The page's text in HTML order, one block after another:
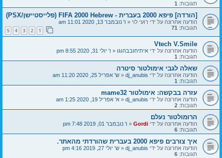
תגובות: 1
[הורדה] פיפא 2000 בעברית - FIFA 2000 Hebrew (פלייסטיישן/PSX)
הודעה אחרונה על ידי רועי לוי«ו' נובמבר 13, 2020 11:01 am
תגובות: 71
2
3
4
5
Vtech V.Smile
הודעה אחרונה על ידי איתיחובבהוגו«ו' יולי 31, 2020 8:55 pm
תגובות: 1
שאלה לגבי אימולטור סיטרה
הודעה אחרונה על ידי dj_anubis
«ש' אפריל 25, 2020 11:20 am
תגובות: 1
עזרה בבקשה: אימולטור mame32
הודעה אחרונה על ידי dj_anubis
«א' אפריל 19, 2020 1:25 am
תגובות: 2
הרומולטור נעלם
הודעה אחרונה על ידי Gordi
«ו' נובמבר 01, 2019 7:48 pm
תגובות: 6
איך צורבים פיפא 2000 בעברית שהורדתי מהאתר.
הודעה אחרונה על ידי dj_anubis
«ש' יולי 27, 2019 4:16 pm
תגובות: 6